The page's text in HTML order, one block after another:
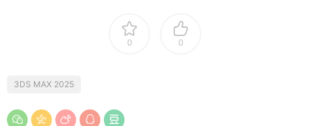
0 0
3DS MAX 2025